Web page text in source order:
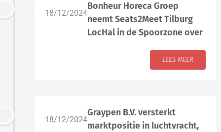
18/12/2024
Bonheur Horeca Groep
neemt Seats2Meet Tilburg
LocHal in de Spoorzone over
LEES MEER
18/12/2024
Graypen B.V. versterkt
marktpositie in luchtvracht,